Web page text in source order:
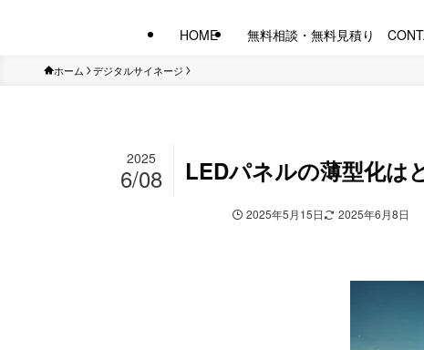
HOME 無料相談・無料見積り
ホーム デジタルサイネージ
LEDパネルの薄型化は
2025
6/08
2025年5月15日 2025年6月8日